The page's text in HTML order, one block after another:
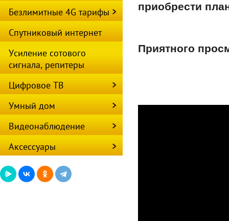
приобрести
Приятного
Безлимитные 4G тарифы
Спутниковый интернет
Усиление сотового
сигнала, репитеры
Цифровое ТВ
Умный дом
Видеонаблюдение
Аксессуары